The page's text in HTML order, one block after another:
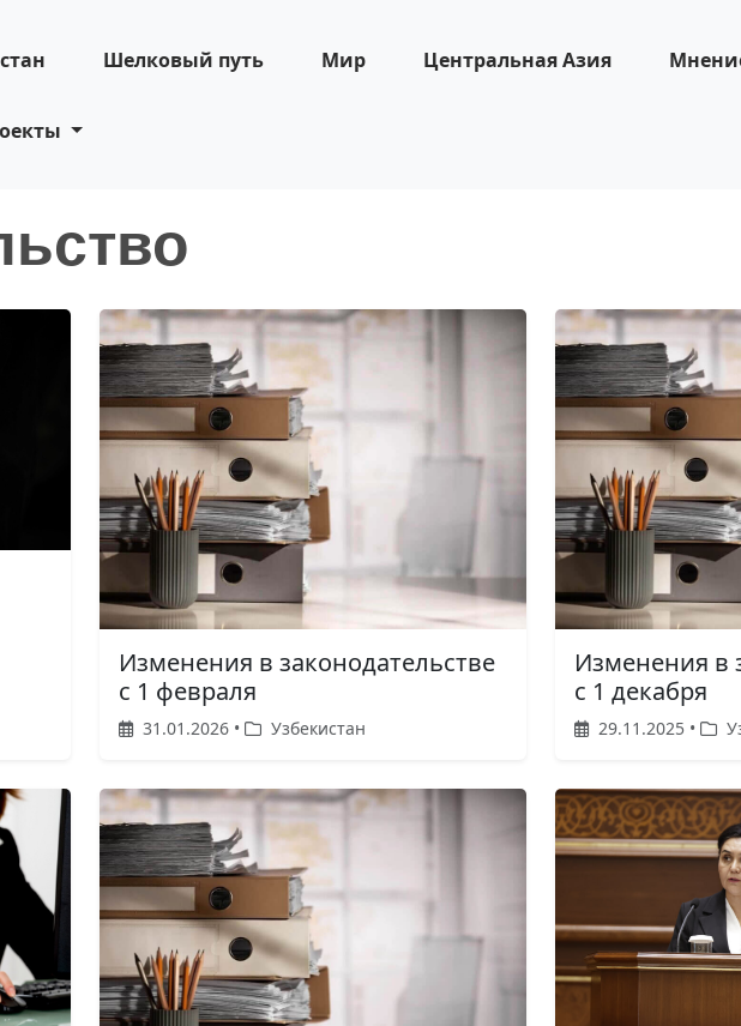
Шелковый путь Мир Центральная Азия
Изменения в законодательстве
с 1 февраля
31.01.2026 • Узбекистан
Изменения в
с 1 декабря
29.11.2025 •